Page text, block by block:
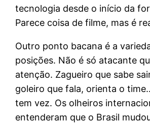
tecnologia desde o início da
Parece coisa de filme, mas é
Outro ponto bacana é a
posições. Não é só atacante
atenção. Zagueiro que sabe
goleiro que fala, orienta o
tem vez. Os olheiros
entenderam que o Brasil